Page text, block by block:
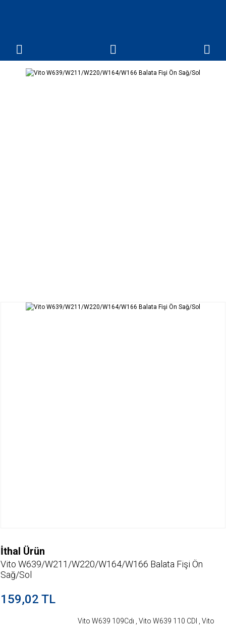
İthal Ürün
Vito W639/W211/W220/W164/W166 Balata Fişi Ön
Sağ/Sol
159,02 TL
Vito W639 109Cdı Vito W639 110 CDI
Vito